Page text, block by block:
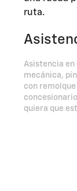
Asistencia en
mecánica,
con remolque
quiera que